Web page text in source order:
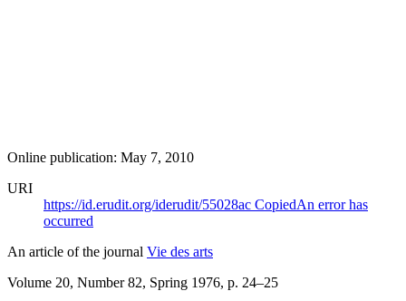
Online publication: May 7, 2010
URI
https://id.erudit.org/iderudit/55028ac CopiedAn error has
occurred
An article of the journal Vie des arts
Volume 20, Number 82, Spring 1976, p. 24–25